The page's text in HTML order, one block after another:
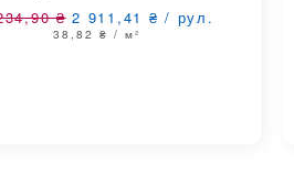
₴ 2 911,41 ₴ / рул.
38,82 ₴ / м²